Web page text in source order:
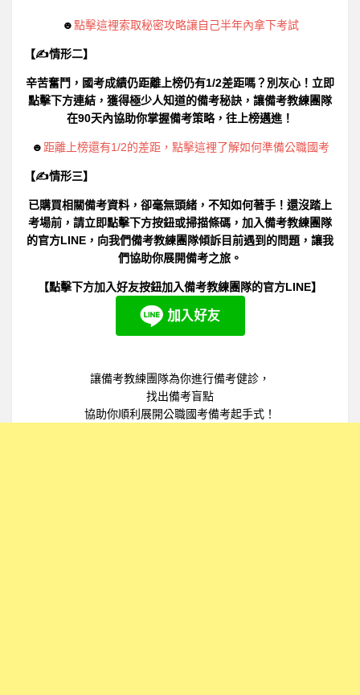
☻點擊這裡索取秘密攻略讓自己半年內拿下考試
【✍情形二】
辛苦奮鬥，國考成績仍距離上榜仍有1/2差距嗎？別灰心！立即
點擊下方連結，獲得極少人知道的備考秘訣，讓備考教練團隊
在90天內協助你掌握備考策略，往上榜邁進！
☻ 距離上榜還有1/2的差距，點擊這裡了解如何準備公職國考
【✍情形三】
已購買相關備考資料，卻毫無頭緒，不知如何著手！還沒踏上
考場前，請立即點擊下方按鈕或掃描條碼，加入備考教練團隊
的官方LINE，向我們備考教練團隊傾訴目前遇到的問題，讓我
們協助你展開備考之旅。
【點擊下方加入好友按鈕加入備考教練團隊的官方LINE】
讓備考教練團隊為你進行備考健診，
找出備考盲點
協助你順利展開公職國考備考起手式！